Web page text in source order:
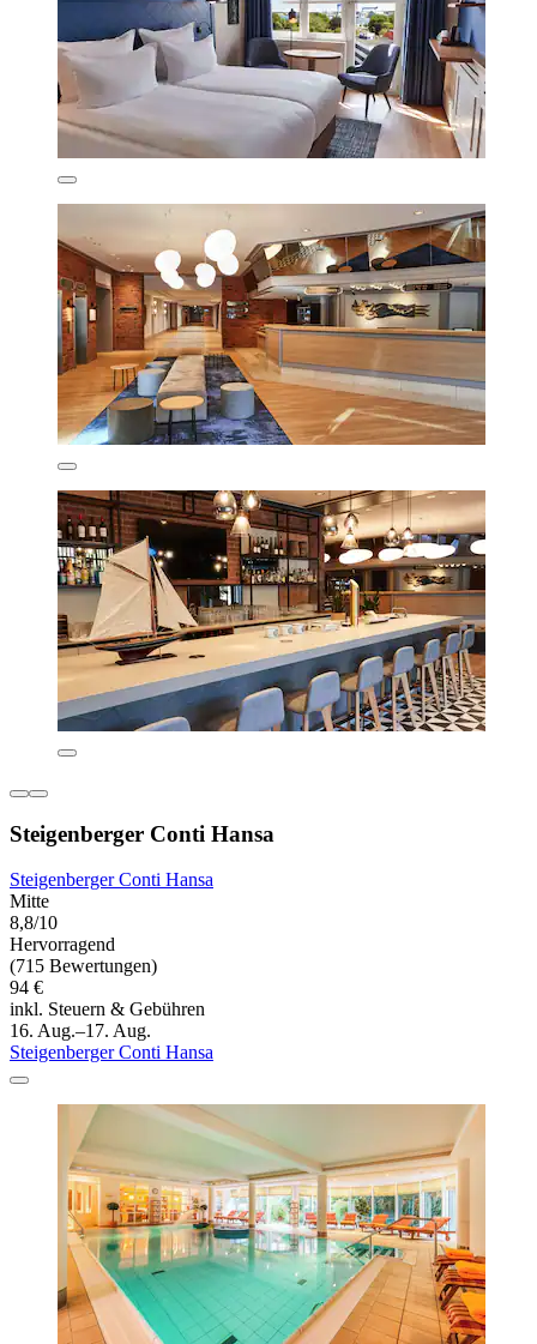
Steigenberger Conti Hansa
Steigenberger Conti Hansa
Mitte
8,8/10
Hervorragend
(715 Bewertungen)
94 €
inkl. Steuern & Gebühren
16. Aug.–17. Aug.
Steigenberger Conti Hansa